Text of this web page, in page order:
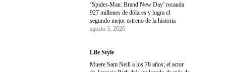
‘Spider-Man: Brand New Day’ recauda
927 millones de dólares y logra el
segundo mejor estreno de la historia
agosto 3, 2026
Life Style
Muere Sam Neill a los 78 años; el actor